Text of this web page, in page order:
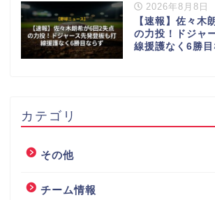
2026年8月8日
【速報】佐々木
の力投！ドジャ
線援護なく6勝
カテゴリ
その他
チーム情報